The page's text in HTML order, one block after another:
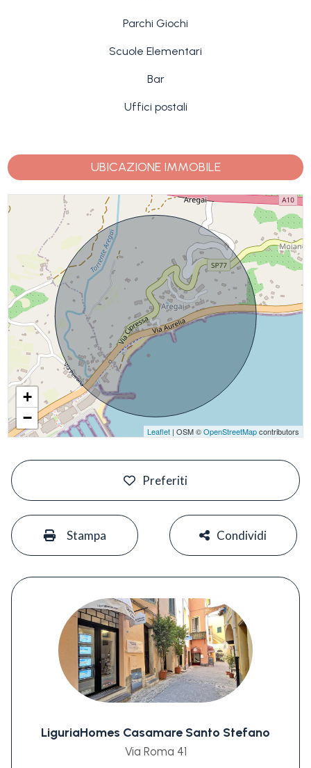
Parchi Giochi
Scuole Elementari
Bar
Uffici postali
UBICAZIONE IMMOBILE
+
−
Leaflet| OSM ©OpenStreetMapcontributors
Preferiti
Stampa Condividi
LiguriaHomes Casamare Santo Stefano
Via Roma 41